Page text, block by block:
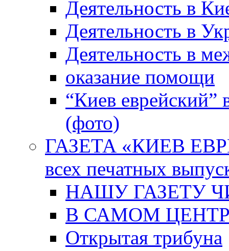
Деятельность в
Деятельность в
Деятельность в
оказание помощи
“Киев еврейский”
(фото)
ГАЗЕТА «КИЕВ
всех печатных
НАШУ ГАЗЕТУ
В САМОМ
Открытая трибуна